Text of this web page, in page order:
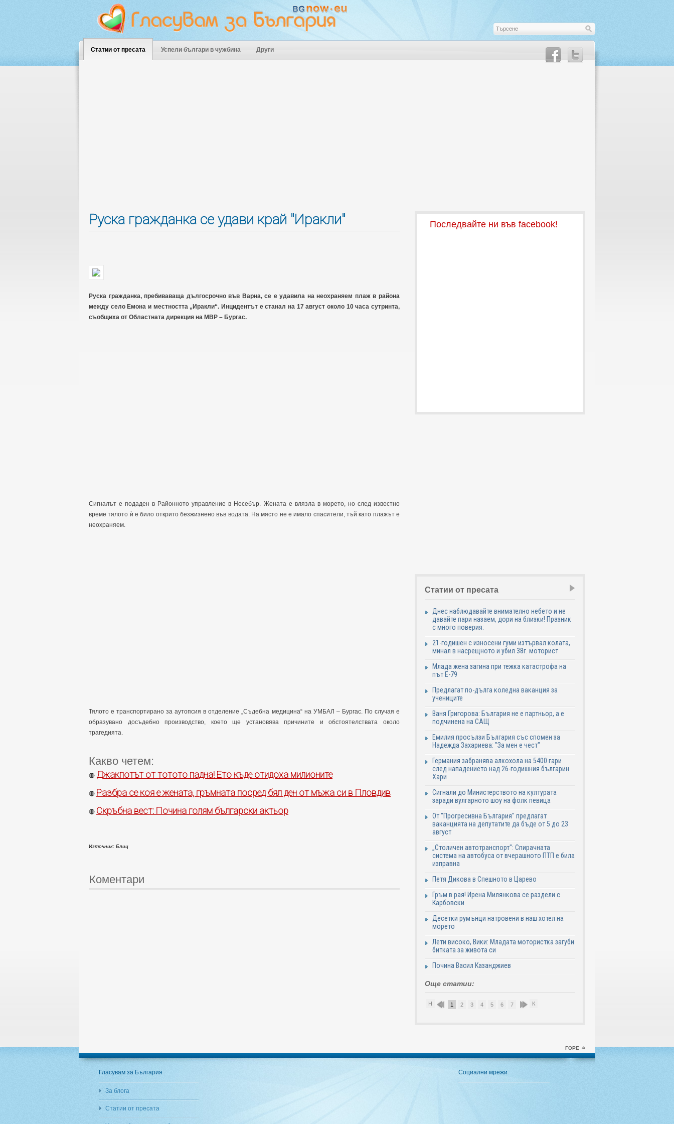
Статии от пресата Успели българи в чужбина Други
Руска гражданка се удави край "Иракли"
Руска гражданка, пребиваваща дългосрочно във Варна, се е удавила на неохраняем плаж в района
между село Емона и местността „Иракли“. Инцидентът е станал на 17 август около 10 часа сутринта,
съобщиха от Областната дирекция на МВР – Бургас.
Сигналът е подаден в Районното управление в Несебър. Жената е влязла в морето, но след известно
време тялото ѝ е било открито безжизнено във водата. На място не е имало спасители, тъй като плажът е
неохраняем.
Тялото е транспортирано за аутопсия в отделение „Съдебна медицина“ на УМБАЛ – Бургас. По случая е
образувано досъдебно производство, което ще установява причините и обстоятелствата около
трагедията.
Какво четем:
🔴 Джакпотът от тотото падна! Ето къде отидоха милионите
🔴 Разбра се коя е жената, гръмната посред бял ден от мъжа си в Пловдив
🔴 Скръбна вест: Почина голям български актьор
Източник: Блиц
Коментари
Последвайте ни във facebook!
Статии от пресата
Днес наблюдавайте внимателно небето и не
давайте пари назаем, дори на близки! Празник
с много поверия:
21-годишен с износени гуми изтървал колата,
минал в насрещното и убил 38г. моторист
Млада жена загина при тежка катастрофа на
път Е-79
Предлагат по-дълга коледна ваканция за
учениците
Ваня Григорова: България не е партньор, а е
подчинена на САЩ
Емилия просълзи България със спомен за
Надежда Захариева: "За мен е чест"
Германия забранява алкохола на 5400 гари
след нападението над 26-годишния българин
Хари
Сигнали до Министерството на културата
заради вулгарното шоу на фолк певица
От "Прогресивна България" предлагат
ваканцията на депутатите да бъде от 5 до 23
август
„Столичен автотранспорт": Спирачната
система на автобуса от вчерашното ПТП е била
изправна
Петя Дикова в Спешното в Царево
Гръм в рая! Ирена Милянкова се раздели с
Карбовски
Десетки румънци натровени в наш хотел на
морето
Лети високо, Вики: Младата мотористка загуби
битката за живота си
Почина Васил Казанджиев
Още статии:
Н 1 2 3 4 5 6 7 8 9К
ГОРЕ
Гласувам за България
За блога
Статии от пресата
Социални мрежи